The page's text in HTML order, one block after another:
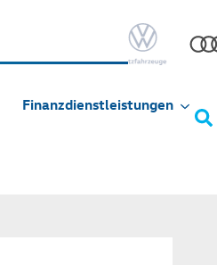
Finanzdienstleistungen